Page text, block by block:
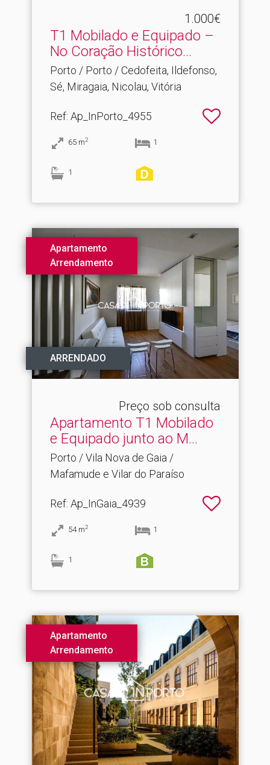
1.000€
T1 Mobilado e Equipado –
No Coração Histórico.​..
Porto / Porto / Cedofeita, Ildefonso,
Sé, Miragaia, Nicolau, Vitória
Ref: Ap_InPorto_4955
65 m2 1
1
Apartamento
Arrendamento
ARRENDADO
Preço sob consulta
Apartamento T1 Mobilado
e Equipado junto ao M.​..
Porto / Vila Nova de Gaia /
Mafamude e Vilar do Paraíso
Ref: Ap_InGaia_4939
54 m2 1
1
Apartamento
Arrendamento